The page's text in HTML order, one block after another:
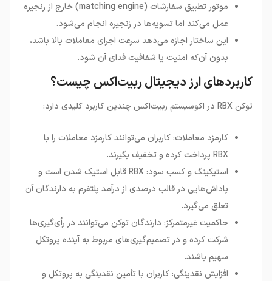
موتور تطبیق سفارشات (matching engine) خارج از زنجیره
عمل می‌کند اما تسویه‌ها در زنجیره انجام می‌شود.
این ساختار اجازه می‌دهد سرعت اجرای معاملات بالا باشد،
بدون آن‌که امنیت یا شفافیت فدای آن شود.
کاربردهای ارز دیجیتال ربیت‌اکس چیست؟
توکن در اکوسیستم ربیت‌اکس چندین کاربرد کلیدی دارد:
کارمزد معاملات: کاربران می‌توانند کارمزد معاملات را با
RBX پرداخت کرده و تخفیف بگیرند.
استیکینگ و کسب سود: RBX قابل استیک شدن است و
پاداش‌هایی در قالب درصدی از درآمد پلتفرم به دارندگان آن
تعلق می‌گیرد.
حاکمیت غیرمتمرکز: دارندگان توکن می‌توانند در رأی‌گیری‌ها
شرکت کرده و در تصمیم‌گیری‌های مربوط به آینده پروتکل
سهیم باشند.
افزایش نقدینگی: کاربران با تأمین نقدینگی به پروتکل و